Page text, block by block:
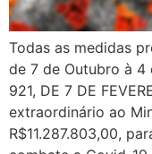
Todas as medidas
de 7 de Outubro à 4
921, DE 7 DE
extraordinário ao
R$11.287.803,00,